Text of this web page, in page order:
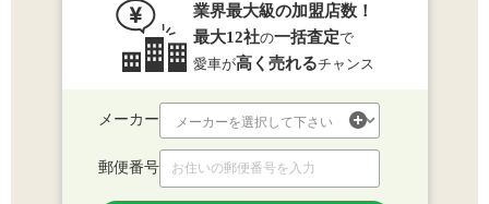
業界最大級の加盟店数！
最大12社の一括査定で
愛車が高く売れるチャンス
メーカー
郵便番号